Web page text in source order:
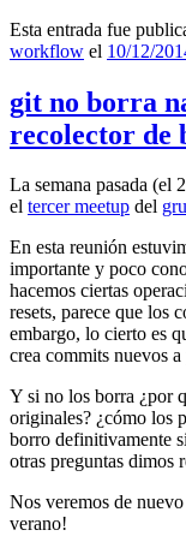
Esta entrada fue
workflow el 10/12/
git no borra
recolector de
La semana pasada (el
el tercer meetup del
En esta reunión
importante y poco
hacemos ciertas
resets, parece que los
embargo, lo cierto es
crea commits nuevos
Y si no los borra ¿por
originales? ¿cómo los
borro definitivamente
otras preguntas dimos
Nos veremos de
verano!